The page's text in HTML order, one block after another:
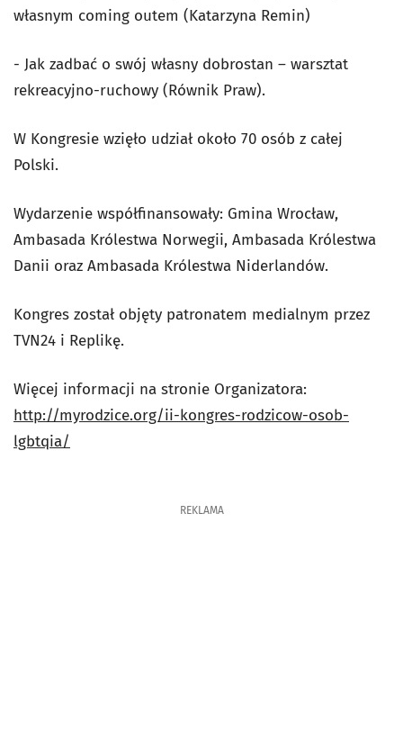
własnym coming outem (Katarzyna Remin)
- Jak zadbać o swój własny dobrostan – warsztat
rekreacyjno-ruchowy (Równik Praw).
W Kongresie wzięło udział około 70 osób z całej
Polski.
Wydarzenie współfinansowały: Gmina Wrocław,
Ambasada Królestwa Norwegii, Ambasada Królestwa
Danii oraz Ambasada Królestwa Niderlandów.
Kongres został objęty patronatem medialnym przez
TVN24 i Replikę.
Więcej informacji na stronie Organizatora:
http://myrodzice.org/ii-kongres-rodzicow-osob-
lgbtqia/
REKLAMA